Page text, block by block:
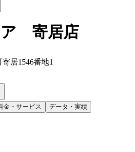
ア 寄居店
居1546番地1
金・サービス
データ・実績